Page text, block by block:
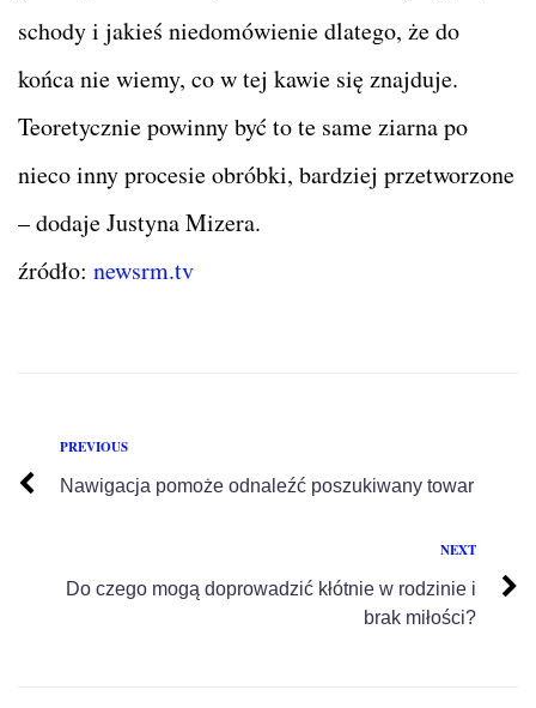
schody i jakieś niedomówienie dlatego, że do
końca nie wiemy, co w tej kawie się znajduje.
Teoretycznie powinny być to te same ziarna po
nieco inny procesie obróbki, bardziej przetworzone
– dodaje Justyna Mizera.
źródło: newsrm.tv
PREVIOUS
Nawigacja pomoże odnaleźć poszukiwany towar
NEXT
Do czego mogą doprowadzić kłótnie w rodzinie i
brak miłości?